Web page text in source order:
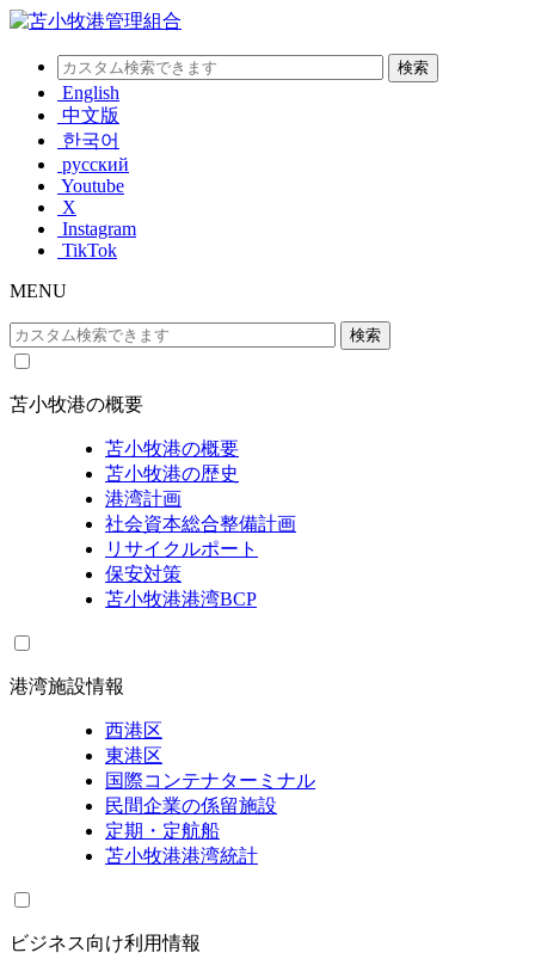
English
中文版
한국어
русский
Youtube
X
Instagram
TikTok
MENU
苫小牧港の概要
苫小牧港の概要
苫小牧港の歴史
港湾計画
社会資本総合整備計画
リサイクルポート
保安対策
苫小牧港港湾BCP
港湾施設情報
西港区
東港区
国際コンテナターミナル
民間企業の係留施設
定期・定航船
苫小牧港港湾統計
ビジネス向け利用情報